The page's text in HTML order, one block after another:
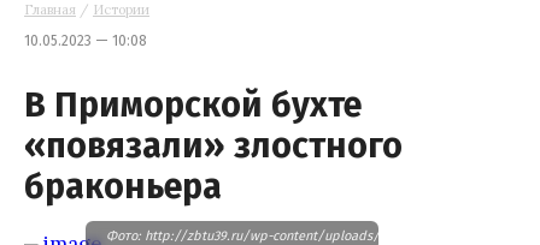
Главная / Истории
10.05.2023 — 10:08
В Приморской бухте
«повязали» злостного
браконьера
Фото: http://zbtu39.ru/wp-content/uploads/2023/05/1f1899d1-3060-